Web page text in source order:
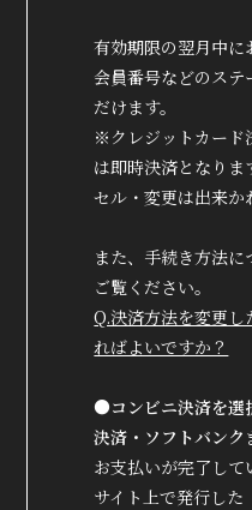
ファ
会員登録
有効期限の翌月中に
会員番号などのス
だけます。
※クレジットカード
は即時決済となり
セル・変更は出来か
また、手続き方法
ご覧ください。
Q.決済方法を変更
ればよいですか？
●コンビニ決済を選
決済・ソフトバンク
お支払いが完了して
サイト上で発行し